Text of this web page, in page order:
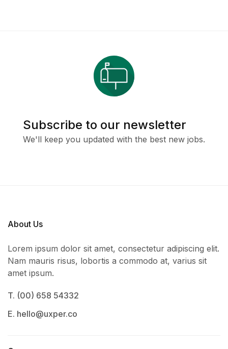
Subscribe to our newsletter
We'll keep you updated with the best new jobs.
About Us
Lorem ipsum dolor sit amet, consectetur adipiscing elit.
Nam mauris risus, lobortis a commodo at, varius sit
amet ipsum.
T. (00) 658 54332
E. hello@uxper.co